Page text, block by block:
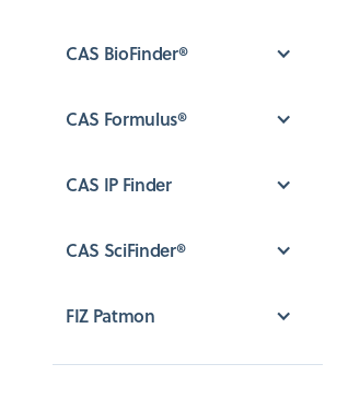
CAS BioFinder®
CAS Formulus®
CAS IP Finder
CAS SciFinder®
FIZ Patmon